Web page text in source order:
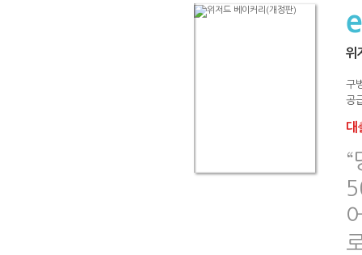
위
구
공
대